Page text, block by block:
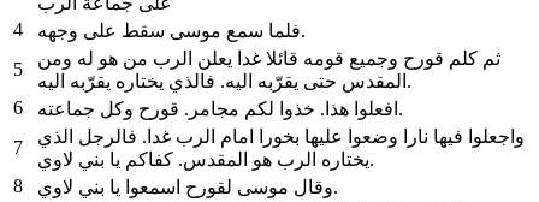
4
فلما سمع موسى سقط على وجهه.
5
ثم كلم قورح وجميع قومه قائلا غدا يعلن الرب من هو له ومن
المقدس حتى يقرّبه اليه. فالذي يختاره يقرّبه اليه.
6
افعلوا هذا. خذوا لكم مجامر. قورح وكل جماعته.
7
واجعلوا فيها نارا وضعوا عليها بخورا امام الرب غدا. فالرجل الذي
يختاره الرب هو المقدس. كفاكم يا بني لاوي.
8
وقال موسى لقورح اسمعوا يا بني لاوي.